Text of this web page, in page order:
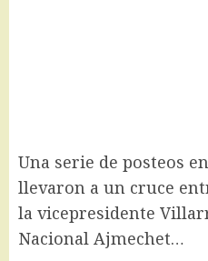
Una serie de posteos
llevaron a un cruce
la vicepresidente
Nacional Ajmechet…